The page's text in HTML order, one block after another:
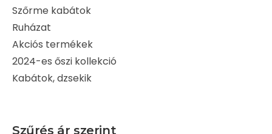
Szőrme kabátok
Ruházat
Akciós termékek
2024-es őszi kollekció
Kabátok, dzsekik
Szűrés ár szerint